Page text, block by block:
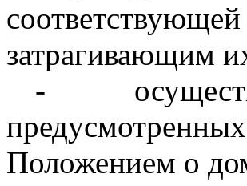
затрагивающим
-
Положением о